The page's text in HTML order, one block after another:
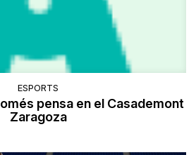
ESPORTS
pensa en el Casademont
Zaragoza